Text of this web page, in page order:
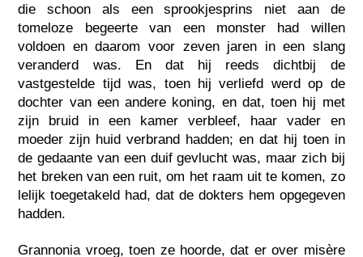
die schoon als een sprookjesprins niet aan de
tomeloze begeerte van een monster had willen
voldoen en daarom voor zeven jaren in een slang
veranderd was. En dat hij reeds dichtbij de
vastgestelde tijd was, toen hij verliefd werd op de
dochter van een andere koning, en dat, toen hij met
zijn bruid in een kamer verbleef, haar vader en
moeder zijn huid verbrand hadden; en dat hij toen in
de gedaante van een duif gevlucht was, maar zich bij
het breken van een ruit, om het raam uit te komen, zo
lelijk toegetakeld had, dat de dokters hem opgegeven
hadden.
Grannonia vroeg, toen ze hoorde, dat er over misère